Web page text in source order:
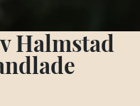
Halmstad